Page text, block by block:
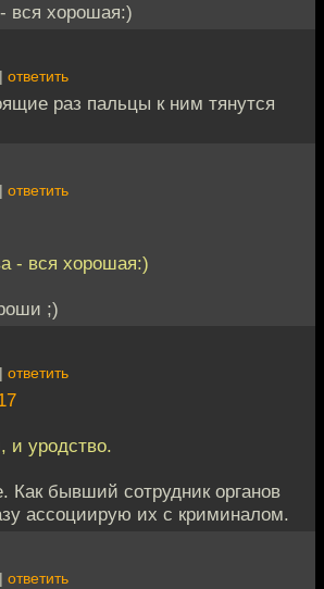
вся хорошая:)
| ответить
раз пальцы к ним тянутся
| ответить
- вся хорошая:)
;)
| ответить
и уродство.
Как бывший сотрудник органов
ассоциирую их с криминалом.
| ответить